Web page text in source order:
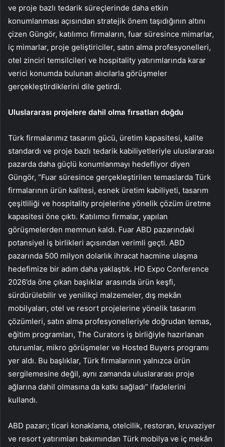
ve proje bazlı tedarik süreçlerinde daha etkin
konumlanması açısından stratejik önem taşıdığının altını
çizen Güngör, katılımcı firmaların, fuar süresince mimarlar,
iç mimarlar, proje geliştiriciler, satın alma profesyonelleri,
otel zinciri temsilcileri ve hospitality yatırımlarında karar
verici konumda bulunan alıcılarla görüşmeler
gerçekleştirdiklerini dile getirdi.
Uluslararası projelere dahil olma fırsatları doğdu
Türk firmalarımız tasarım gücü, üretim kapasitesi, kalite
standardı ve proje bazlı tedarik kabiliyetleriyle uluslararası
pazarda daha güçlü konumlanmayı hedefliyor diyen
Güngör, “Fuar süresince gerçekleştirilen temaslarda Türk
firmalarının ürün kalitesi, esnek üretim kabiliyeti, tasarım
çeşitliliği ve hospitality projelerine yönelik çözüm üretme
kapasitesi öne çıktı. Katılımcı firmalar, yapılan
görüşmelerden memnun kaldı. Fuar ABD pazarındaki
potansiyel iş birlikleri açısından verimli geçti. ABD
pazarında 500 milyon dolarlık ihracat hacmine ulaşma
hedefimize bir adım daha yaklaştık. HD Expo Conference
2026’da öne çıkan başlıklar arasında ürün keşfi,
sürdürülebilir ve yenilikçi malzemeler, dış mekân
mobilyaları, otel ve resort projelerine yönelik tasarım
çözümleri, satın alma profesyonelleriyle doğrudan temas,
eğitim programları, The Curators iş birliğiyle hazırlanan
oturumlar, mikro görüşmeler ve Hosted Buyers programı
yer aldı. Bu başlıklar, Türk firmalarının yalnızca ürün
sergilemesine değil, aynı zamanda uluslararası proje
ağlarına dahil olmasına da katkı sağladı” ifadelerini
kullandı.
ABD pazarı; ticari konaklama, otelcilik, restoran, kruvaziyer
ve resort yatırımları bakımından Türk mobilya ve iç mekân